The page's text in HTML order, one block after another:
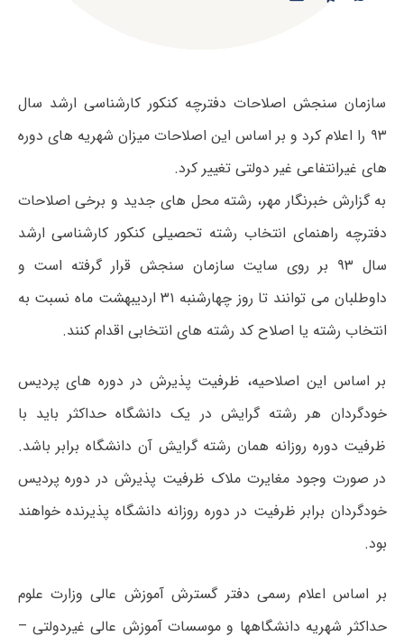
سازمان سنجش اصلاحات دفترچه کنکور کارشناسی ارشد سال
۹۳ را اعلام کرد و بر اساس این اصلاحات میزان شهریه های دوره
های غیرانتفاعی غیر دولتی تغییر کرد.
به گزارش خبرنگار مهر، رشته محل های جدید و برخی اصلاحات
دفترچه راهنمای انتخاب رشته تحصیلی کنکور کارشناسی ارشد
سال ۹۳ بر روی سایت سازمان سنجش قرار گرفته است و
داوطلبان می توانند تا روز چهارشنبه ۳۱ اردیبهشت ماه نسبت به
انتخاب رشته یا اصلاح کد رشته های انتخابی اقدام کنند.
بر اساس این اصلاحیه، ظرفیت پذیرش در دوره های پردیس
خودگردان هر رشته گرایش در یک دانشگاه حداکثر باید با
ظرفیت دوره روزانه همان رشته گرایش آن دانشگاه برابر باشد.
در صورت وجود مغایرت ملاک ظرفیت پذیرش در دوره پردیس
خودگردان برابر ظرفیت در دوره روزانه دانشگاه پذیرنده خواهند
بود.
بر اساس اعلام رسمی دفتر گسترش آموزش عالی وزارت علوم
حداکثر شهریه دانشگاهها و موسسات آموزش عالی غیردولتی –